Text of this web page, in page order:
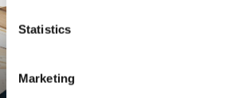
Statistics
Marketing